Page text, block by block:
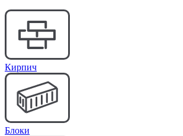
Кирпич
Блоки